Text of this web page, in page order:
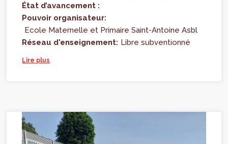
État d’avancement :
Pouvoir organisateur:
Ecole Maternelle et Primaire Saint-Antoine Asbl
Réseau d'enseignement: Libre subventionné
Lire plus